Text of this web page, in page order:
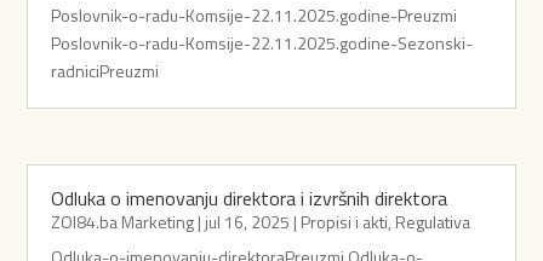
Poslovnik-o-radu-Komsije-22.11.2025.godine-Preuzmi
Poslovnik-o-radu-Komsije-22.11.2025.godine-Sezonski-
radniciPreuzmi
Odluka o imenovanju direktora i izvršnih direktora
ZOI84.ba Marketing| jul 16, 2025 | Propisi i akti, Regulativa